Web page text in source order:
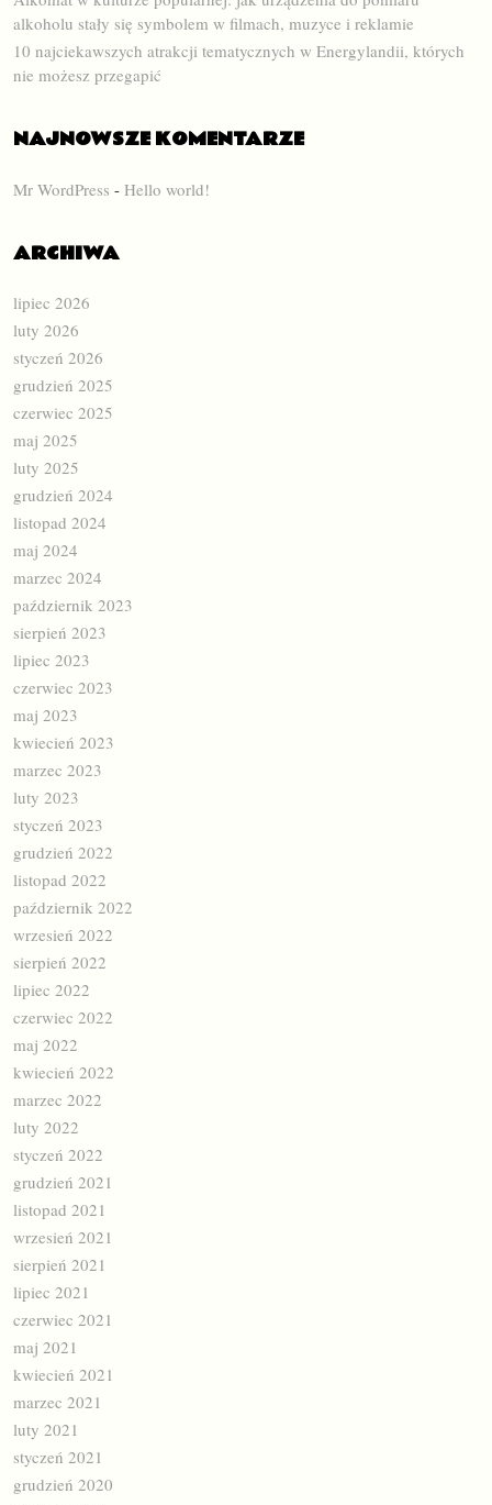
alkoholu stały się symbolem w filmach, muzyce i reklamie
10 najciekawszych atrakcji tematycznych w Energylandii, których
nie możesz przegapić
NAJNOWSZE KOMENTARZE
Mr WordPress - Hello world!
ARCHIWA
lipiec 2026
luty 2026
styczeń 2026
grudzień 2025
czerwiec 2025
maj 2025
luty 2025
grudzień 2024
listopad 2024
maj 2024
marzec 2024
październik 2023
sierpień 2023
lipiec 2023
czerwiec 2023
maj 2023
kwiecień 2023
marzec 2023
luty 2023
styczeń 2023
grudzień 2022
listopad 2022
październik 2022
wrzesień 2022
sierpień 2022
lipiec 2022
czerwiec 2022
maj 2022
kwiecień 2022
marzec 2022
luty 2022
styczeń 2022
grudzień 2021
listopad 2021
wrzesień 2021
sierpień 2021
lipiec 2021
czerwiec 2021
maj 2021
kwiecień 2021
marzec 2021
luty 2021
styczeń 2021
grudzień 2020